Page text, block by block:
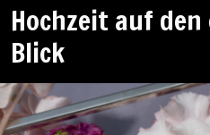
Hochzeit auf
Blick